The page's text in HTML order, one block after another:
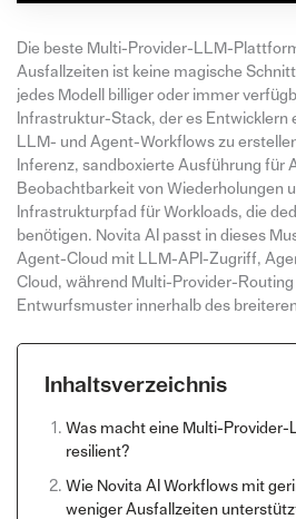
Die beste Multi-Provider-LLM-
Ausfallzeiten ist keine magische
jedes Modell billiger oder immer
Infrastruktur-Stack, der es Entwicklern
LLM- und Agent-Workflows zu
Inferenz, sandboxierte Ausführung für
Beobachtbarkeit von Wiederholungen
Infrastrukturpfad für Workloads, die
benötigen. Novita AI passt in dieses
Agent-Cloud mit LLM-API-Zugriff,
Cloud, während Multi-Provider-
Entwurfsmuster innerhalb des
Inhaltsverzeichnis
Was macht eine Multi-
resilient?
Wie Novita AI Workflows mit
weniger Ausfallzeiten